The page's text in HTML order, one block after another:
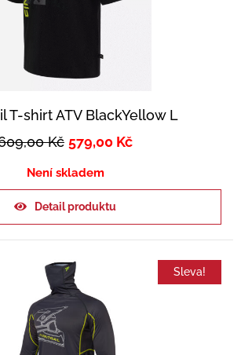
T-shirt ATV BlackYellow L
Kč 579,00 Kč
Není skladem
Detail produktu
Sleva!